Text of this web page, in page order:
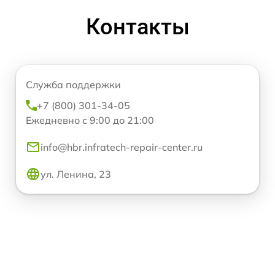
Контакты
Служба поддержки
+7 (800) 301-34-05
Ежедневно с 9:00 до 21:00
info@hbr.infratech-repair-center.ru
ул. Ленина, 23